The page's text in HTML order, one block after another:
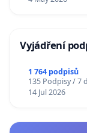
Vyjádření
1 764 podpisů
135 Podpisy / 7
14 Jul 2026